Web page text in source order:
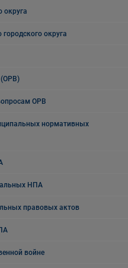
округа
округа
(ОРВ)
ОРВ
нормативных
НПА
правовых актов
войне